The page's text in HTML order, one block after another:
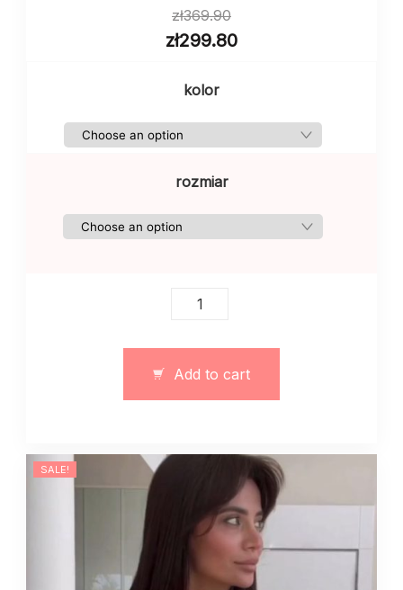
zł369.90
zł299.80
kolor
rozmiar
Dzianinowy
12564
quantity
Add to cart
SALE!